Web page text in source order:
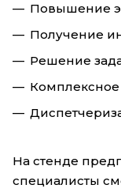
Повышение
Получение
Решение
Комплексное
На стенде
специалисты